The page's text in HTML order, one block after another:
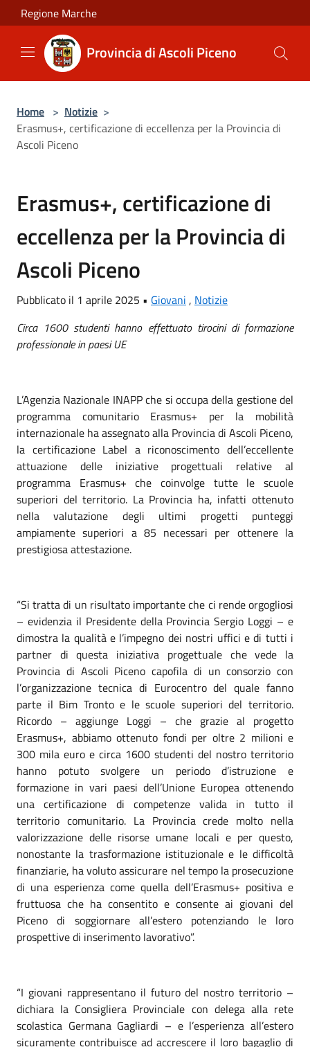
Salta al contenuto principale
Regione Marche
Provincia di Ascoli Piceno
Home > Notizie >
Erasmus+, certificazione di eccellenza per la Provincia di
Ascoli Piceno
Erasmus+, certificazione di
eccellenza per la Provincia di
Ascoli Piceno
Pubblicato il 1 aprile 2025 • Giovani , Notizie
Circa 1600 studenti hanno effettuato tirocini di formazione
professionale in paesi UE
L’Agenzia Nazionale INAPP che si occupa della gestione del
programma comunitario Erasmus+ per la mobilità
internazionale ha assegnato alla Provincia di Ascoli Piceno,
la certificazione Label a riconoscimento dell’eccellente
attuazione delle iniziative progettuali relative al
programma Erasmus+ che coinvolge tutte le scuole
superiori del territorio. La Provincia ha, infatti ottenuto
nella valutazione degli ultimi progetti punteggi
ampiamente superiori a 85 necessari per ottenere la
prestigiosa attestazione.
“Si tratta di un risultato importante che ci rende orgogliosi
– evidenzia il Presidente della Provincia Sergio Loggi – e
dimostra la qualità e l’impegno dei nostri uffici e di tutti i
partner di questa iniziativa progettuale che vede la
Provincia di Ascoli Piceno capofila di un consorzio con
l’organizzazione tecnica di Eurocentro del quale fanno
parte il Bim Tronto e le scuole superiori del territorio.
Ricordo – aggiunge Loggi – che grazie al progetto
Erasmus+, abbiamo ottenuto fondi per oltre 2 milioni e
300 mila euro e circa 1600 studenti del nostro territorio
hanno potuto svolgere un periodo d’istruzione e
formazione in vari paesi dell’Unione Europea ottenendo
una certificazione di competenze valida in tutto il
territorio comunitario. La Provincia crede molto nella
valorizzazione delle risorse umane locali e per questo,
nonostante la trasformazione istituzionale e le difficoltà
finanziarie, ha voluto assicurare nel tempo la prosecuzione
di una esperienza come quella dell’Erasmus+ positiva e
fruttuosa che ha consentito e consente ai giovani del
Piceno di soggiornare all’estero potenziando le loro
prospettive di inserimento lavorativo”.
“I giovani rappresentano il futuro del nostro territorio –
dichiara la Consigliera Provinciale con delega alla rete
scolastica Germana Gagliardi – e l’esperienza all’estero
sicuramente contribuisce ad accrescere il loro bagaglio di